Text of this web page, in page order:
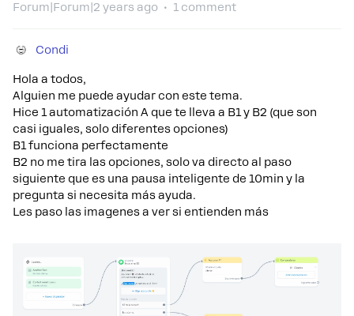
Forum|Forum|2 years ago 1 comment
Condi
Hola a todos,
Alguien me puede ayudar con este tema.
Hice 1 automatización A que te lleva a B1 y B2 (que son
casi iguales, solo diferentes opciones)
B1 funciona perfectamente
B2 no me tira las opciones, solo va directo al paso
siguiente que es una pausa inteligente de 10min y la
pregunta si necesita más ayuda.
Les paso las imagenes a ver si entienden más